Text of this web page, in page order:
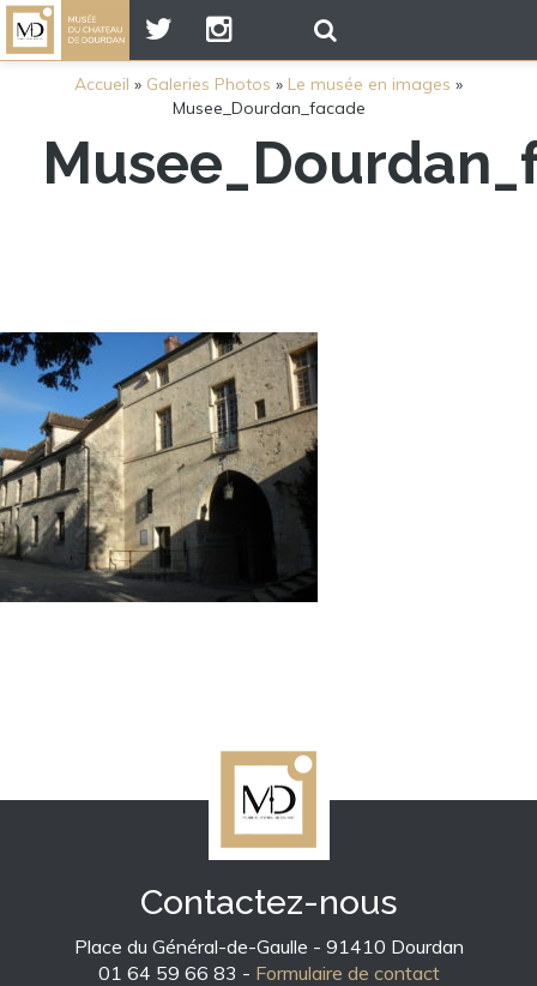
Accueil » Galeries Photos » Le musée en images »
Musee_Dourdan_facade
Contactez-nous
Place du Général-de-Gaulle - 91410 Dourdan
01 64 59 66 83 - Formulaire de contact